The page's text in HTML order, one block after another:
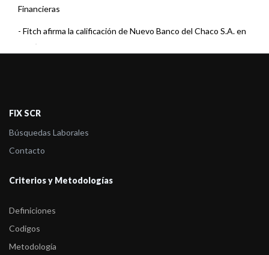
Financieras
- Fitch afirma la calificación de Nuevo Banco del Chaco S.A. en
BBB(ar ...
- Fitch afirma las calificaciones de Nuevo Banco del Chaco;
Fitch afirma las calificaciones de Nuevo Banco del Chaco en
-Fitch confirma las calificaciones del Nuevo Banco del Chaco
FIX SCR
Búsquedas Laborales
Contacto
Criterios y Metodologías
Definiciones
Codigos
Metodología